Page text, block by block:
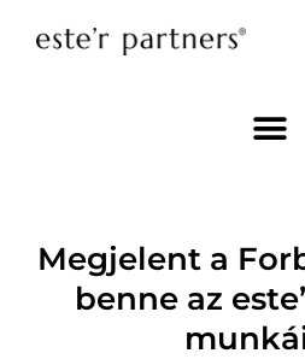
Megjelent a
benne az